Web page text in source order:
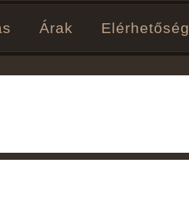
Árak Elérhetőség